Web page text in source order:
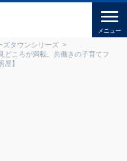
ズタウンシリーズ
どころが満載。共働きの子育てフ
】